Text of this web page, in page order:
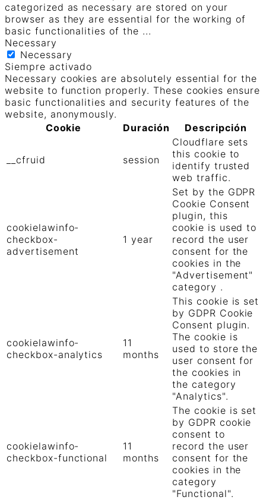
categorized as necessary are stored on your
browser as they are essential for the working of
basic functionalities of the ...
Necessary
Necessary
Siempre activado
Necessary cookies are absolutely essential for the
website to function properly. These cookies ensure
basic functionalities and security features of the
website, anonymously.
Cookie
Duración Descripción
__cfruid session
Cloudflare sets
this cookie to
identify trusted
web traffic.
cookielawinfo-
checkbox-
advertisement
1 year
Set by the GDPR
Cookie Consent
plugin, this
cookie is used to
record the user
consent for the
cookies in the
"Advertisement"
category .
cookielawinfo-
checkbox-analytics
11
months
This cookie is set
by GDPR Cookie
Consent plugin.
The cookie is
used to store the
user consent for
the cookies in
the category
"Analytics".
cookielawinfo-
checkbox-functional
11
months
The cookie is set
by GDPR cookie
consent to
record the user
consent for the
cookies in the
category
"Functional".